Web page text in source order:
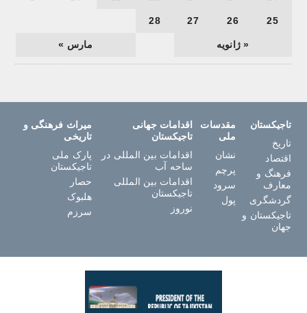
« ژانویه مارس »
25
26
27
28
تاجیکستان
تاریخ
اقتصاد
فرهنگ و
معارف
گردشگری
تاجیکستان و
جهان
مقدسات
ملی
نشان
پرچم
سرود
پول
اقدامات جهانی
تاجیکستان
اقدامات بین المللی در
ساحه آب
اقدامات بین المللی
تاجیکستان
نوروز
میراث فرهنگی و
تاریخی
پارک ملی
تاجیکستان
حصار
هلبوک
سرزم